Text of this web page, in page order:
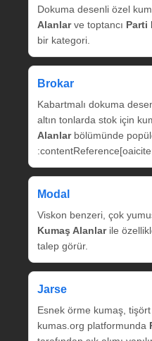
Dokuma desenli özel
Alanlarve toptancı Parti
bir kategori.
Brokar
Kabartmalı dokuma
altın tonlarda stok için
Alanlarbölümünde
Modal
Viskon benzeri, çok
Kumaş Alanlarile
talep görür.
Jarse
Esnek örme kumaş,
kumas.org platformunda